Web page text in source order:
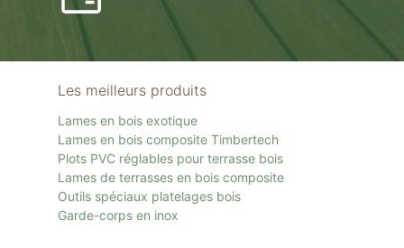
Les meilleurs produits
Lames en bois exotique
Lames en bois composite Timbertech
Plots PVC réglables pour terrasse bois
Lames de terrasses en bois composite
Outils spéciaux platelages bois
Garde-corps en inox